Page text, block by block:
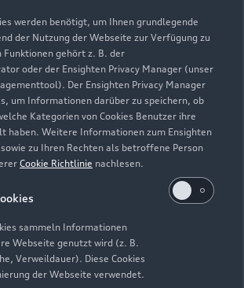
werden benötigt, um Ihnen grundlegende
der Nutzung der Webseite zur Verfügung zu
Funktionen gehört z. B. der
oder der Ensighten Privacy Manager (unser
Der Ensighten Privacy Manager
um Informationen darüber zu speichern, ob
Kategorien von Cookies Benutzer ihre
haben. Weitere Informationen zum Ensighten
zu Ihren Rechten als betroffene Person
Cookie Richtlinie nachlesen.
sammeln Informationen
Webseite genutzt wird (z. B.
Verweildauer). Diese Cookies
der Webseite verwendet.
Zurück nach oben